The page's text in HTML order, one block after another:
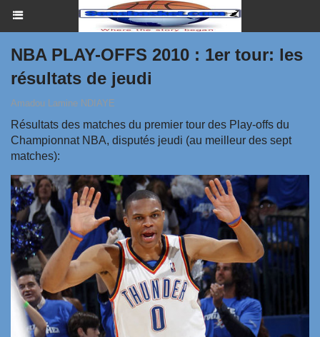
NBA PLAY-OFFS 2010 : 1er tour: les
résultats de jeudi
Amadou Lamine NDIAYE
Résultats des matches du premier tour des Play-offs du
Championnat NBA, disputés jeudi (au meilleur des sept
matches):